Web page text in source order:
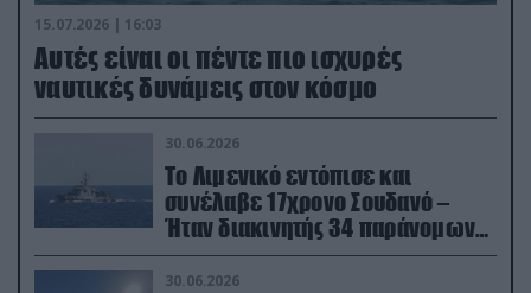
15.07.2026 | 16:03
Aυτές είναι οι πέντε πιο ισχυρές
ναυτικές δυνάμεις στον κόσμο
30.06.2026
Το Λιμενικό εντόπισε και
συνέλαβε 17χρονο Σουδανό –
Ήταν διακινητής 34 παράνομων
μεταναστών
30.06.2026